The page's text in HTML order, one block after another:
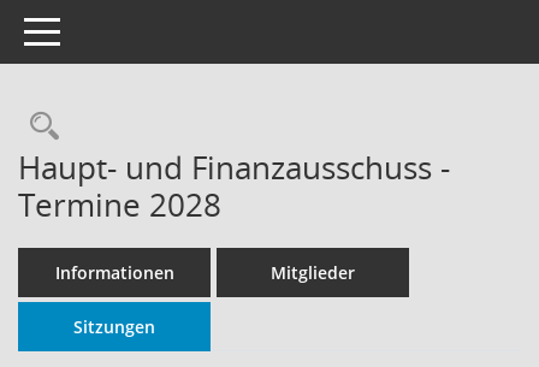
Toggle navigation
Rechercheauswahl
Haupt- und Finanzausschuss -
Termine 2028
Informationen Mitglieder
Sitzungen